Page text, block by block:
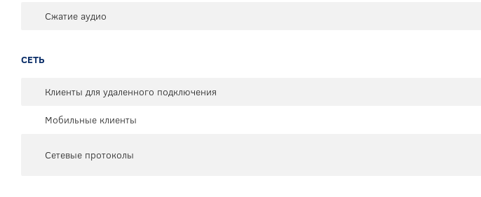
Сжатие аудио
СЕТЬ
Клиенты для удаленного подключения
Мобильные клиенты
Сетевые протоколы